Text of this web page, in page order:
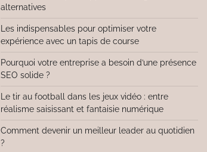
alternatives
Les indispensables pour optimiser votre
expérience avec un tapis de course
Pourquoi votre entreprise a besoin d’une présence
SEO solide ?
Le tir au football dans les jeux vidéo : entre
réalisme saisissant et fantaisie numérique
Comment devenir un meilleur leader au quotidien
?